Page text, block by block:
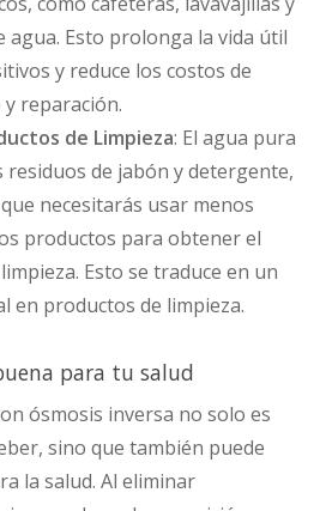
agua. Esto prolonga la vida útil
y reduce los costos de
reparación.
de Limpieza: El agua pura
residuos de jabón y detergente,
necesitarás usar menos
productos para obtener el
Esto se traduce en un
en productos de limpieza.
para tu salud
ósmosis inversa no solo es
sino que también puede
la salud. Al eliminar